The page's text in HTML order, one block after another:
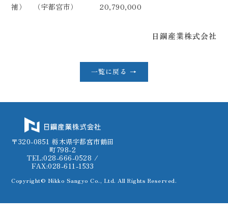
補） （宇都宮市） 20,790,000
日鋼産業株式会社
一覧に戻る →
〒320-0851 栃木県宇都宮市鶴田
町798-2
TEL:028-666-0528 /
FAX:028-611-1533
Copyright© Nikko Sangyo Co., Ltd. All Rights Reserved.